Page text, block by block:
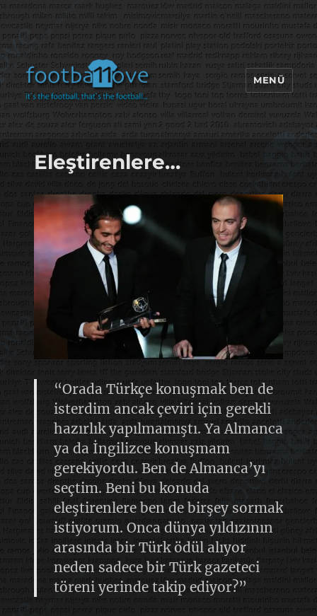
footbaLLove
MENÜ
Eleştirenlere…
“Orada Türkçe konuşmak ben de
isterdim ancak çeviri için gerekli
hazırlık yapılmamıştı. Ya Almanca
ya da İngilizce konuşmam
gerekiyordu. Ben de Almanca’yı
seçtim. Beni bu konuda
eleştirenlere ben de birşey sormak
istiyorum. Onca dünya yıldızının
arasında bir Türk ödül alıyor
neden sadece bir Türk gazeteci
töreni yerinde takip ediyor?”